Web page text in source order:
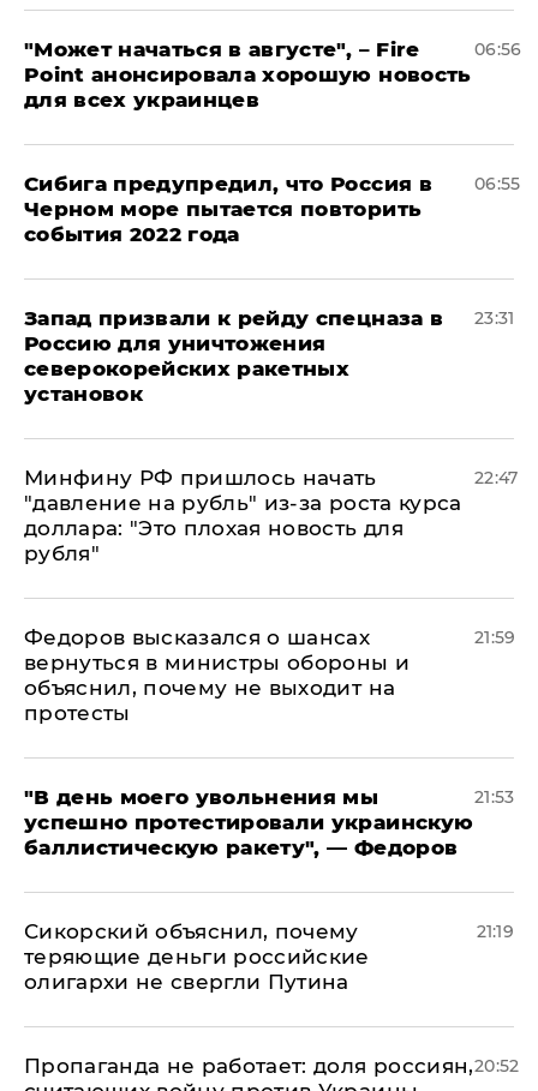
"Может начаться в августе", – Fire
Point анонсировала хорошую новость
для всех украинцев
06:56
Сибига предупредил, что Россия в
Черном море пытается повторить
события 2022 года
06:55
Запад призвали к рейду спецназа в
Россию для уничтожения
северокорейских ракетных
установок
23:31
Минфину РФ пришлось начать
"давление на рубль" из-за роста курса
доллара: "Это плохая новость для
рубля"
22:47
Федоров высказался о шансах
вернуться в министры обороны и
объяснил, почему не выходит на
протесты
21:59
​"В день моего увольнения мы
успешно протестировали украинскую
баллистическую ракету", — Федоров
21:53
Сикорский объяснил, почему
теряющие деньги российские
олигархи не свергли Путина
21:19
​Пропаганда не работает: доля россиян,20:52